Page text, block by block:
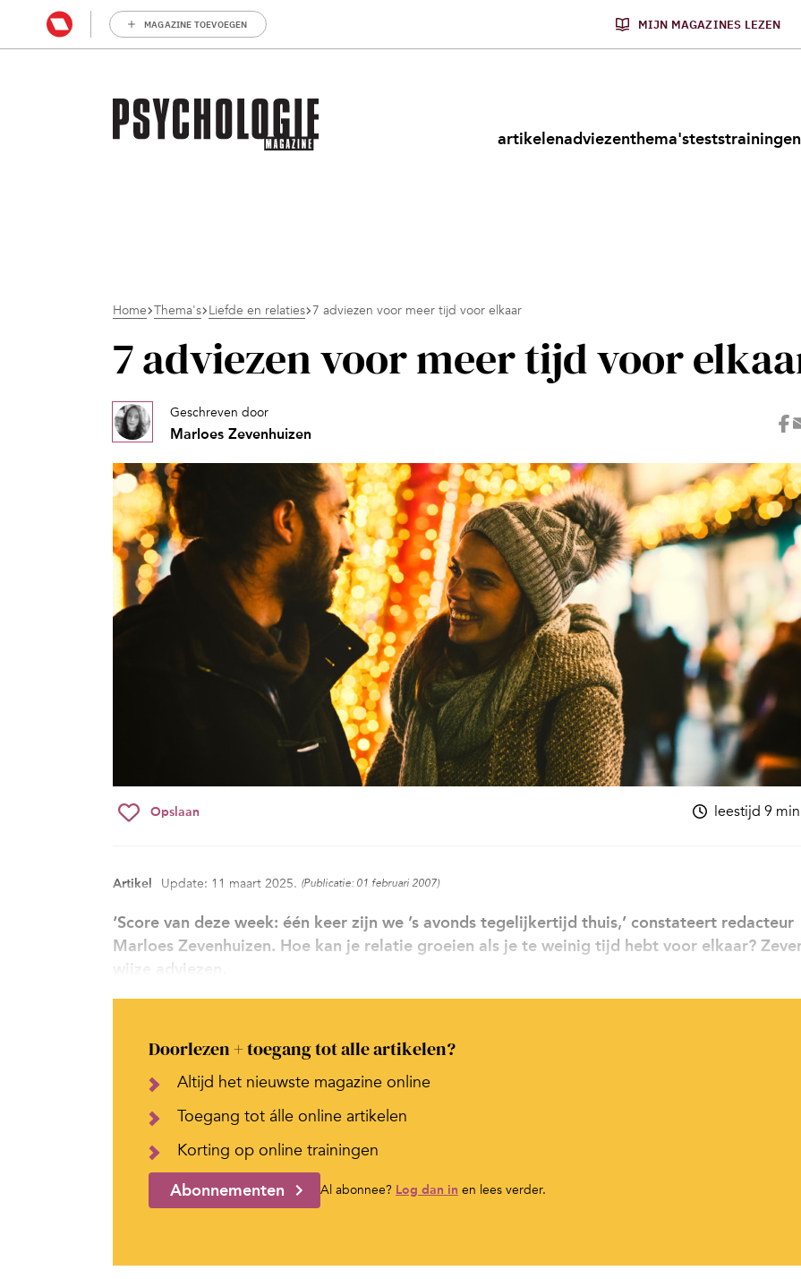
MAGAZINE TOEVOEGEN MIJN MAGAZINES LEZEN
artikelenadviezenthema'steststrainingen
Home Thema's Liefde en relaties 7 adviezen voor meer tijd voor elkaar
7 adviezen voor meer tijd voor
Geschreven door
Marloes Zevenhuizen
Opslaan leestijd 9
Artikel Update: 11 maart 2025. (Publicatie: 01 februari 2007)
‘Score van deze week: één keer zijn we ’s avonds tegelijkertijd thuis,’ constateert redacteur
Marloes Zevenhuizen. Hoe kan je relatie groeien als je te weinig tijd hebt voor elkaar?
wijze adviezen.
Doorlezen + toegang tot alle artikelen?
Altijd het nieuwste magazine online
Toegang tot álle online artikelen
Korting op online trainingen
Abonnementen Al abonnee? Log dan in en lees verder.